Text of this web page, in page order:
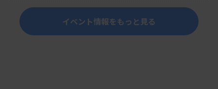
イベント情報をもっと見る